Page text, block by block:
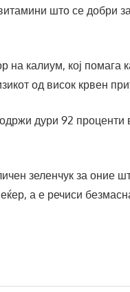
што се добри
на калиум, кој помага
од висок крвен
дури 92
зеленчук за оние
а е речиси